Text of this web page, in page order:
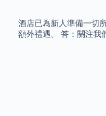
酒店已為新人準備一切
額外禮遇。 答：關注我